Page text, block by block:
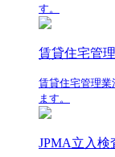
す。
賃貸住宅管
賃貸住宅管理業
ます。
JPMA立入検